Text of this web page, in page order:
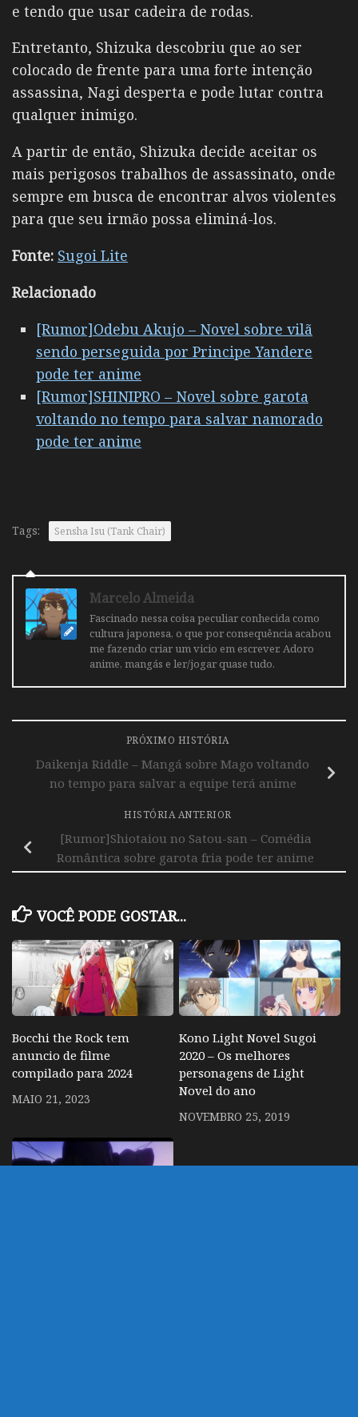
e tendo que usar cadeira de rodas.
Entretanto, Shizuka descobriu que ao ser
colocado de frente para uma forte intenção
assassina, Nagi desperta e pode lutar contra
qualquer inimigo.
A partir de então, Shizuka decide aceitar os
mais perigosos trabalhos de assassinato, onde
sempre em busca de encontrar alvos violentes
para que seu irmão possa eliminá-los.
Fonte: Sugoi Lite
Relacionado
[Rumor]Odebu Akujo – Novel sobre vilã
sendo perseguida por Principe Yandere
pode ter anime
[Rumor]SHINIPRO – Novel sobre garota
voltando no tempo para salvar namorado
pode ter anime
Tags: Sensha Isu (Tank Chair)
Marcelo Almeida
Fascinado nessa coisa peculiar conhecida como
cultura japonesa, o que por consequência acabou
me fazendo criar um vicio em escrever. Adoro
anime, mangás e ler/jogar quase tudo.
PRÓXIMO HISTÓRIA
Daikenja Riddle – Mangá sobre Mago voltando
no tempo para salvar a equipe terá anime
HISTÓRIA ANTERIOR
[Rumor]Shiotaiou no Satou-san – Comédia
Romântica sobre garota fria pode ter anime
VOCÊ PODE GOSTAR...
Bocchi the Rock tem
anuncio de filme
compilado para 2024
MAIO 21, 2023
Kono Light Novel Sugoi
2020 – Os melhores
personagens de Light
Novel do ano
NOVEMBRO 25, 2019